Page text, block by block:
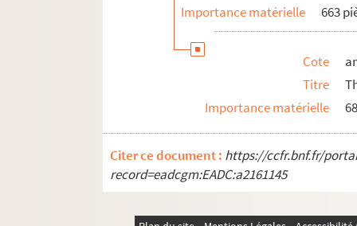
Importance matérielle
663
Cote
Titre
Importance matérielle
Citer ce document : https://ccfr.bnf.fr/
record=eadcgm:EADC:a2161145